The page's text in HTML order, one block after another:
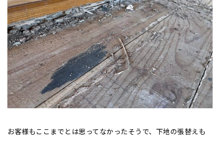
お客様もここまでとは思ってなかったそうで、下地の張替えも